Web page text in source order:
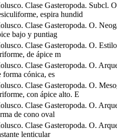
Clase Gasteropoda. Subcl.
espira hundid
Clase Gasteropoda. O.
bajo y puntiag
Clase Gasteropoda. O.
de ápice m
Clase Gasteropoda. O.
forma cónica, es
Clase Gasteropoda. O.
con ápice alto. E
Clase Gasteropoda. O.
de cono oval
Clase Gasteropoda. O.
lenticular